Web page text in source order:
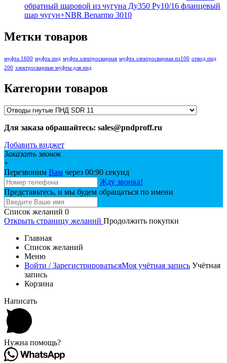
обратный шаровой из чугуна Ду350 Ру10/16 фланцевый
шар чугун+NBR Benarmo 3010
Метки товаров
муфта 1600 муфта пнд муфта электросварная муфта электросварная пэ100 отвод пнд
200 электросварные муфты для пнд
Категории товаров
Для заказа обрашайтесь: sales@pndproff.ru
Добавить виджет
Заказать звонок
+
Перезвоним Вам через 00:90 секунд
Жду звонка!
Представьтесь, и мы будем обращаться по имени
Список желаний 0
Открыть страницу желаний Продолжить покупки
Главная
Список желаний
Меню
Войти / ЗарегистрироватьсяМоя учётная запись Учётная
запись
Корзина
Написать
Нужна помощь?